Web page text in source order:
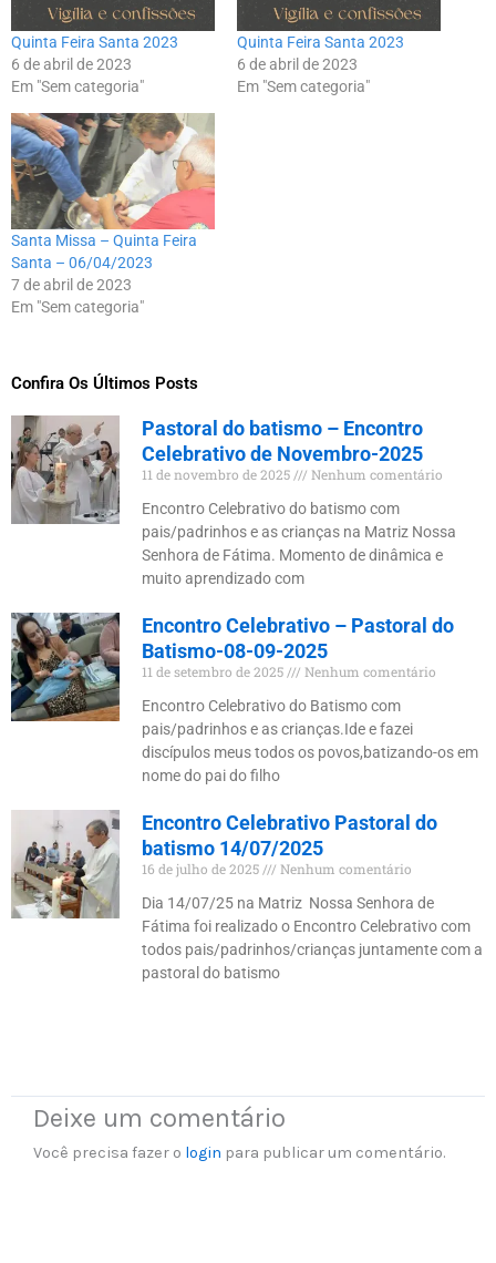
Quinta Feira Santa 2023
6 de abril de 2023
Em "Sem categoria"
Quinta Feira Santa 2023
6 de abril de 2023
Em "Sem categoria"
Santa Missa – Quinta Feira
Santa – 06/04/2023
7 de abril de 2023
Em "Sem categoria"
Confira Os Últimos Posts
Pastoral do batismo – Encontro
Celebrativo de Novembro-2025
11 de novembro de 2025
Nenhum comentário
Encontro Celebrativo do batismo com
pais/padrinhos e as crianças na Matriz Nossa
Senhora de Fátima. Momento de dinâmica e
muito aprendizado com
Encontro Celebrativo – Pastoral do
Batismo-08-09-2025
11 de setembro de 2025
Nenhum comentário
Encontro Celebrativo do Batismo com
pais/padrinhos e as crianças.Ide e fazei
discípulos meus todos os povos,batizando-os em
nome do pai do filho
Encontro Celebrativo Pastoral do
batismo 14/07/2025
16 de julho de 2025
Nenhum comentário
Dia 14/07/25 na Matriz Nossa Senhora de
Fátima foi realizado o Encontro Celebrativo com
todos pais/padrinhos/crianças juntamente com a
pastoral do batismo
Deixe um comentário
Você precisa fazer o login para publicar um comentário.